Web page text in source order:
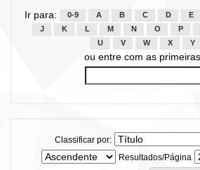
Ir para: 0-9 A B C D E
J
K L M N O P
U
V W X Y
ou entre com as
Classificar por:
Resultados/Página